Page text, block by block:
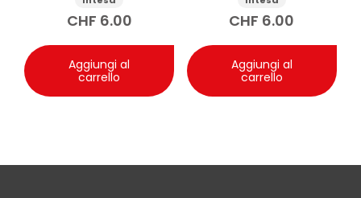
CHF 6.00
Aggiungi al
carrello
CHF 6.00
Aggiungi al
carrello